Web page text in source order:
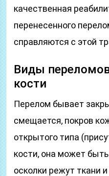
качественная
перенесенного
справляются с этой
Виды
кости
Перелом бывает
смещается, покров
открытого типа
кости, она может
осколки режут ткани